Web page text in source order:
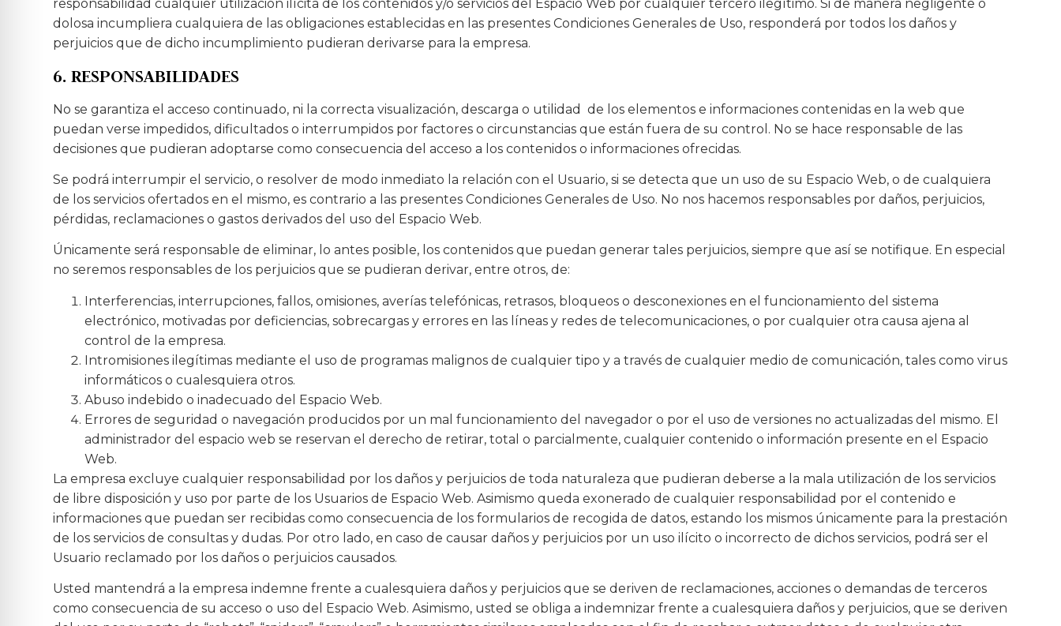
responsabilidad cualquier utilización ilícita de los contenidos y/o servicios del Espacio Web por cualquier tercero ilegítimo. Si de manera negligente o
dolosa incumpliera cualquiera de las obligaciones establecidas en las presentes Condiciones Generales de Uso, responderá por todos los daños y
perjuicios que de dicho incumplimiento pudieran derivarse para la empresa.
6. RESPONSABILIDADES
No se garantiza el acceso continuado, ni la correcta visualización, descarga o utilidad de los elementos e informaciones contenidas en la web que
puedan verse impedidos, dificultados o interrumpidos por factores o circunstancias que están fuera de su control. No se hace responsable de las
decisiones que pudieran adoptarse como consecuencia del acceso a los contenidos o informaciones ofrecidas.
Se podrá interrumpir el servicio, o resolver de modo inmediato la relación con el Usuario, si se detecta que un uso de su Espacio Web, o de cualquiera
de los servicios ofertados en el mismo, es contrario a las presentes Condiciones Generales de Uso. No nos hacemos responsables por daños, perjuicios,
pérdidas, reclamaciones o gastos derivados del uso del Espacio Web.
Únicamente será responsable de eliminar, lo antes posible, los contenidos que puedan generar tales perjuicios, siempre que así se notifique. En especial
no seremos responsables de los perjuicios que se pudieran derivar, entre otros, de:
Interferencias, interrupciones, fallos, omisiones, averías telefónicas, retrasos, bloqueos o desconexiones en el funcionamiento del sistema
electrónico, motivadas por deficiencias, sobrecargas y errores en las líneas y redes de telecomunicaciones, o por cualquier otra causa ajena al
control de la empresa.
Intromisiones ilegítimas mediante el uso de programas malignos de cualquier tipo y a través de cualquier medio de comunicación, tales como virus
informáticos o cualesquiera otros.
Abuso indebido o inadecuado del Espacio Web.
Errores de seguridad o navegación producidos por un mal funcionamiento del navegador o por el uso de versiones no actualizadas del mismo. El
administrador del espacio web se reservan el derecho de retirar, total o parcialmente, cualquier contenido o información presente en el Espacio
Web.
La empresa excluye cualquier responsabilidad por los daños y perjuicios de toda naturaleza que pudieran deberse a la mala utilización de los servicios
de libre disposición y uso por parte de los Usuarios de Espacio Web. Asimismo queda exonerado de cualquier responsabilidad por el contenido e
informaciones que puedan ser recibidas como consecuencia de los formularios de recogida de datos, estando los mismos únicamente para la prestación
de los servicios de consultas y dudas. Por otro lado, en caso de causar daños y perjuicios por un uso ilícito o incorrecto de dichos servicios, podrá ser el
Usuario reclamado por los daños o perjuicios causados.
Usted mantendrá a la empresa indemne frente a cualesquiera daños y perjuicios que se deriven de reclamaciones, acciones o demandas de terceros
como consecuencia de su acceso o uso del Espacio Web. Asimismo, usted se obliga a indemnizar frente a cualesquiera daños y perjuicios, que se deriven